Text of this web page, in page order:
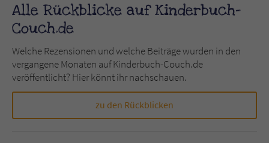
Alle Rückblicke auf Kinderbuch-
Couch.de
Welche Rezensionen und welche Beiträge wurden in den
vergangene Monaten auf Kinderbuch-Couch.de
veröffentlicht? Hier könnt ihr nachschauen.
zu den Rückblicken